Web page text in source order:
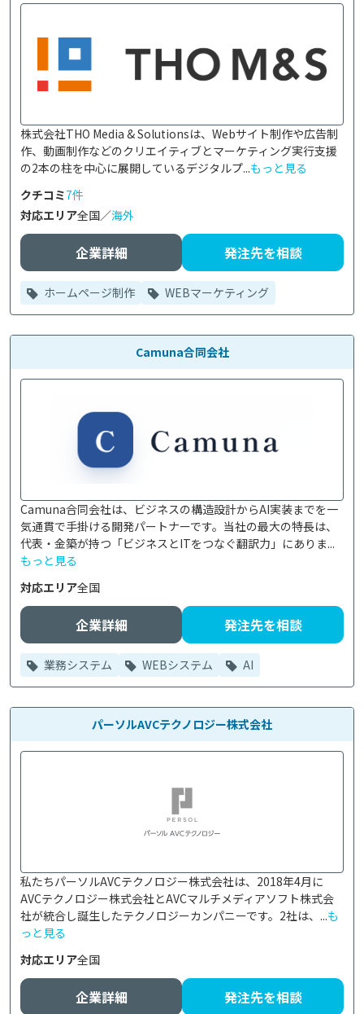
株式会社THO Media & Solutionsは、Webサイト制作や広告制
作、動画制作などのクリエイティブとマーケティング実行支援
の2本の柱を中心に展開しているデジタルプ...もっと見る
クチコミ7件
対応エリア全国／海外
企業詳細 発注先を相談
ホームページ制作 WEBマーケティング
Camuna合同会社
Camuna合同会社は、ビジネスの構造設計からAI実装までを一
気通貫で手掛ける開発パートナーです。当社の最大の特長は、
代表・金築が持つ「ビジネスとITをつなぐ翻訳力」にありま...
もっと見る
対応エリア全国
企業詳細 発注先を相談
業務システム WEBシステム AI
パーソルAVCテクノロジー株式会社
私たちパーソルAVCテクノロジー株式会社は、2018年4月に
AVCテクノロジー株式会社とAVCマルチメディアソフト株式会
社が統合し誕生したテクノロジーカンパニーです。2社は、...も
っと見る
対応エリア全国
企業詳細 発注先を相談